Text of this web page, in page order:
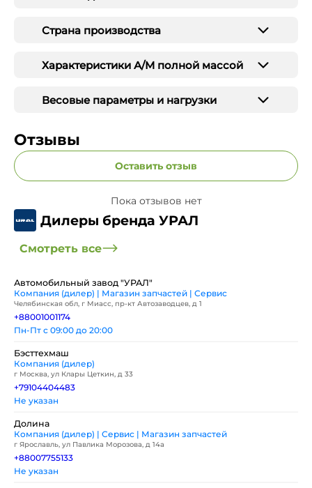
Страна производства
Характеристики А/М полной массой
Весовые параметры и нагрузки
Отзывы
Оставить отзыв
Пока отзывов нет
Дилеры бренда УРАЛ
Смотреть все
Автомобильный завод "УРАЛ"
Компания (дилер) | Магазин запчастей | Сервис
Челябинская обл, г Миасс, пр-кт Автозаводцев, д 1
+88001001174
Пн-Пт с 09:00 до 20:00
Бэсттехмаш
Компания (дилер)
г Москва, ул Клары Цеткин, д 33
+79104404483
Не указан
Долина
Компания (дилер) | Сервис | Магазин запчастей
г Ярославль, ул Павлика Морозова, д 14а
+88007755133
Не указан